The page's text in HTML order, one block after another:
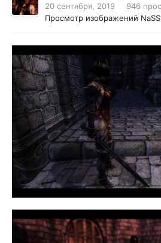
20 сентября, 2019
946
Просмотр изображений